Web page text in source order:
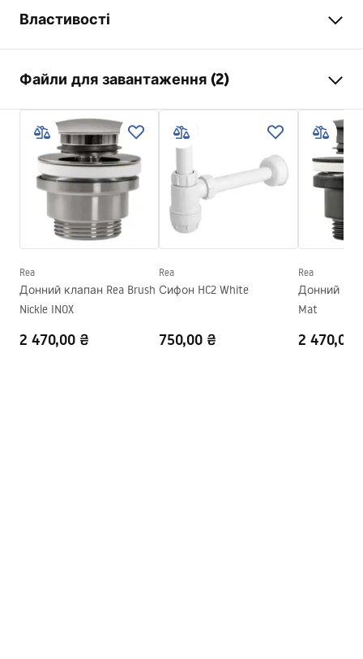
Властивості
Матеріал
Artificial Stone (композитний
камінь)
Колір
Білий , Імітація каменю
Оздоблення
Довжина
385мм
385
Висота
145
Форма
Круглий
Отвір на змішувач
Переливний отвір
Ні
Файли для завантаження (2)
Інструкція з монтажу
Basin.pdf
Warranty_Terms_and_Conditions_Basins_-_5.pdf
Rea
Донний клапан Rea Brush
Nickle INOX
2 470,00 ₴
Rea
Сифон HC2 White
750,00 ₴
Rea
Донний
Mat
2 470,00